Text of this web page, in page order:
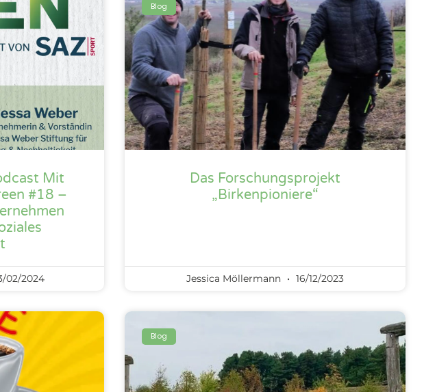
Mit
#18 –
02/2024
Blog
Das Forschungsprojekt
„Birkenpioniere“
Jessica Möllermann 16/12/2023
Blog